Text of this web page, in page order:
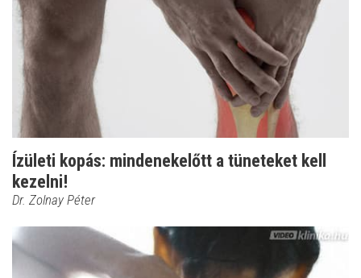
Ízületi kopás: mindenekelőtt a tüneteket kell
kezelni!
Dr. Zolnay Péter